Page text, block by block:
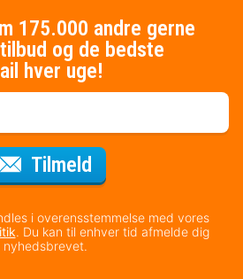
175.000 andre gerne
og de bedste
hver uge!
Tilmeld
i overensstemmelse med vores
. Du kan til enhver tid afmelde dig
nyhedsbrevet.